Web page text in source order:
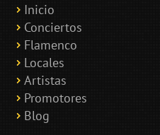
Inicio
Conciertos
Flamenco
Locales
Artistas
Promotores
Blog